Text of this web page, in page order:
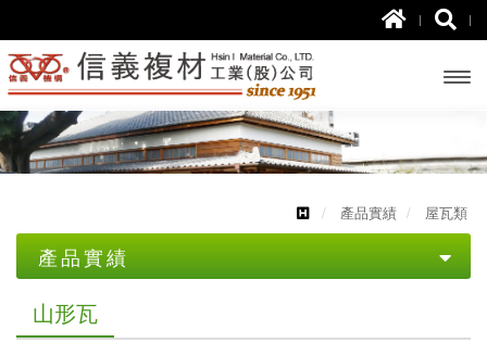
產品實績 屋瓦類
產品實績
塗料類
山形瓦